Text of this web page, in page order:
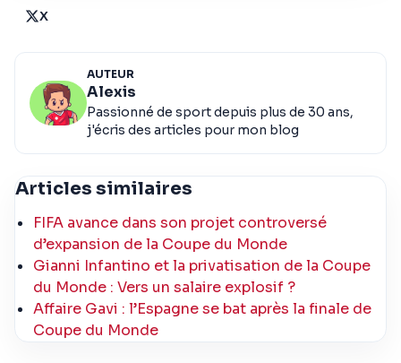
X
AUTEUR
Alexis
Passionné de sport depuis plus de 30 ans,
j'écris des articles pour mon blog
Articles similaires
FIFA avance dans son projet controversé
d’expansion de la Coupe du Monde
Gianni Infantino et la privatisation de la Coupe
du Monde : Vers un salaire explosif ?
Affaire Gavi : l’Espagne se bat après la finale de
Coupe du Monde